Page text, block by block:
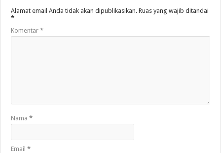
Alamat email Anda tidak akan dipublikasikan. Ruas yang wajib ditandai
*
Komentar*
Nama*
Email*